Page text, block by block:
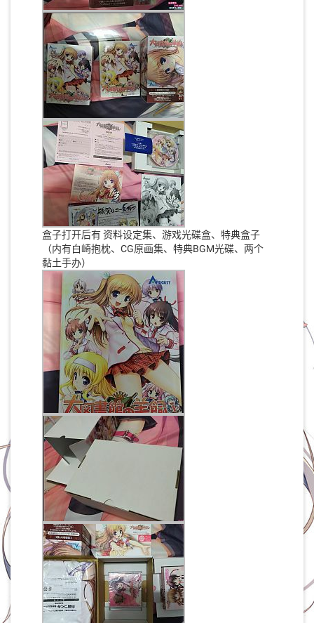
盒子打开后有 资料设定集、游戏光碟盒、特典盒子
（内有白崎抱枕、CG原画集、特典BGM光碟、两个
黏土手办）